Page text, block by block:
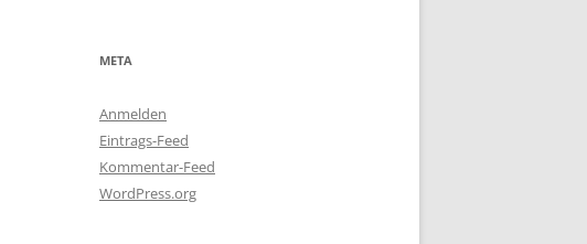
META
Anmelden
Eintrags-Feed
Kommentar-Feed
WordPress.org